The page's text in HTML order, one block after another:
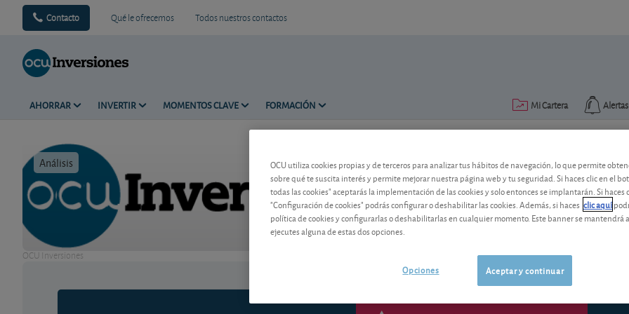
Contacto Qué le ofrecemos Todos nuestros contactos
AHORRAR INVERTIR MOMENTOS CLAVE FORMACIÓN Alertas
Mi Cartera
Análisis Tiempo de lectura: 1 min.
OCU Inversiones
Técnicas Reunidas:
La compañía publica sus resultados
OCU utiliza cookies propias y de terceros para analizar tus hábitos de navegación, lo que permite
sobre qué te suscita interés y permite mejorar nuestra página web y tu seguridad. Si haces clic en el
todas las cookies" aceptarás la implementación de las cookies y solo entonces se implantarán. Si haces
"Configuración de cookies" podrás configurar o deshabilitar las cookies. Además, si haces clic aquí
política de cookies y configurarlas o deshabilitarlas en cualquier momento. Este banner se mantendrá
ejecutes alguna de estas dos opciones.
Aceptar y continuar
Opciones